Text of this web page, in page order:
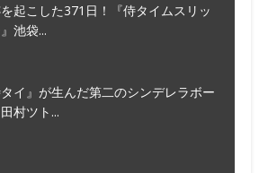
起こした371日！『侍タイムスリッ
池袋...
タイ』が生んだ第二のシンデレラボー
村ツト...